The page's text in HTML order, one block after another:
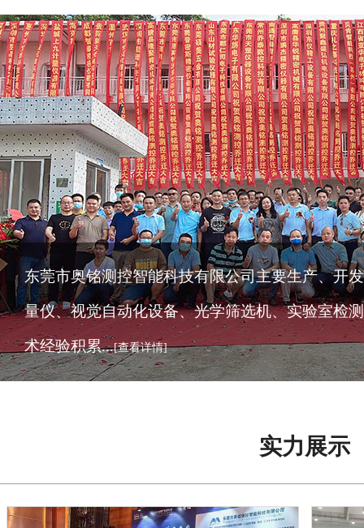
东莞市奥铭测控智能科技有限公司主要生产、开
量仪、视觉自动化设备、光学筛选机、实验室检
术经验积累...[查看详情]
实力展示